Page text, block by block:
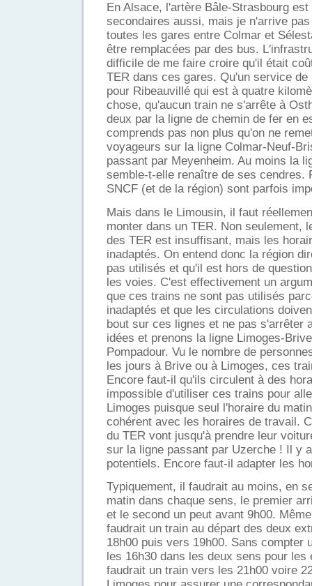
En Alsace, l'artère Bâle-Strasbourg
secondaires aussi, mais je n'arrive
toutes les gares entre Colmar et
être remplacées par des bus.
difficile de me faire croire qu'il était
TER dans ces gares. Qu'un service
pour Ribeauvillé qui est à quatre
chose, qu'aucun train ne s'arrête à
deux par la ligne de chemin de fer en
comprends pas non plus qu'on ne
voyageurs sur la ligne Colmar-Neuf-
passant par Meyenheim. Au moins la
semble-t-elle renaître de ses cendres.
SNCF (et de la région) sont parfois
Mais dans le Limousin, il faut
monter dans un TER. Non seulement,
des TER est insuffisant, mais les
inadaptés. On entend donc la région
pas utilisés et qu'il est hors de
les voies. C'est effectivement un
que ces trains ne sont pas utilisés
inadaptés et que les circulations
bout sur ces lignes et ne pas s'arrêter
idées et prenons la ligne Limoges-
Pompadour. Vu le nombre de
les jours à Brive ou à Limoges, ces
Encore faut-il qu'ils circulent à des
impossible d'utiliser ces trains pour
Limoges puisque seul l'horaire du
cohérent avec les horaires de travail.
du TER vont jusqu'à prendre leur
sur la ligne passant par Uzerche ! Il y
potentiels. Encore faut-il adapter les
Typiquement, il faudrait au moins, en
matin dans chaque sens, le premier
et le second un peut avant 9h00.
faudrait un train au départ des deux
18h00 puis vers 19h00. Sans compter
les 16h30 dans les deux sens pour
faudrait un train vers les 21h00 voire